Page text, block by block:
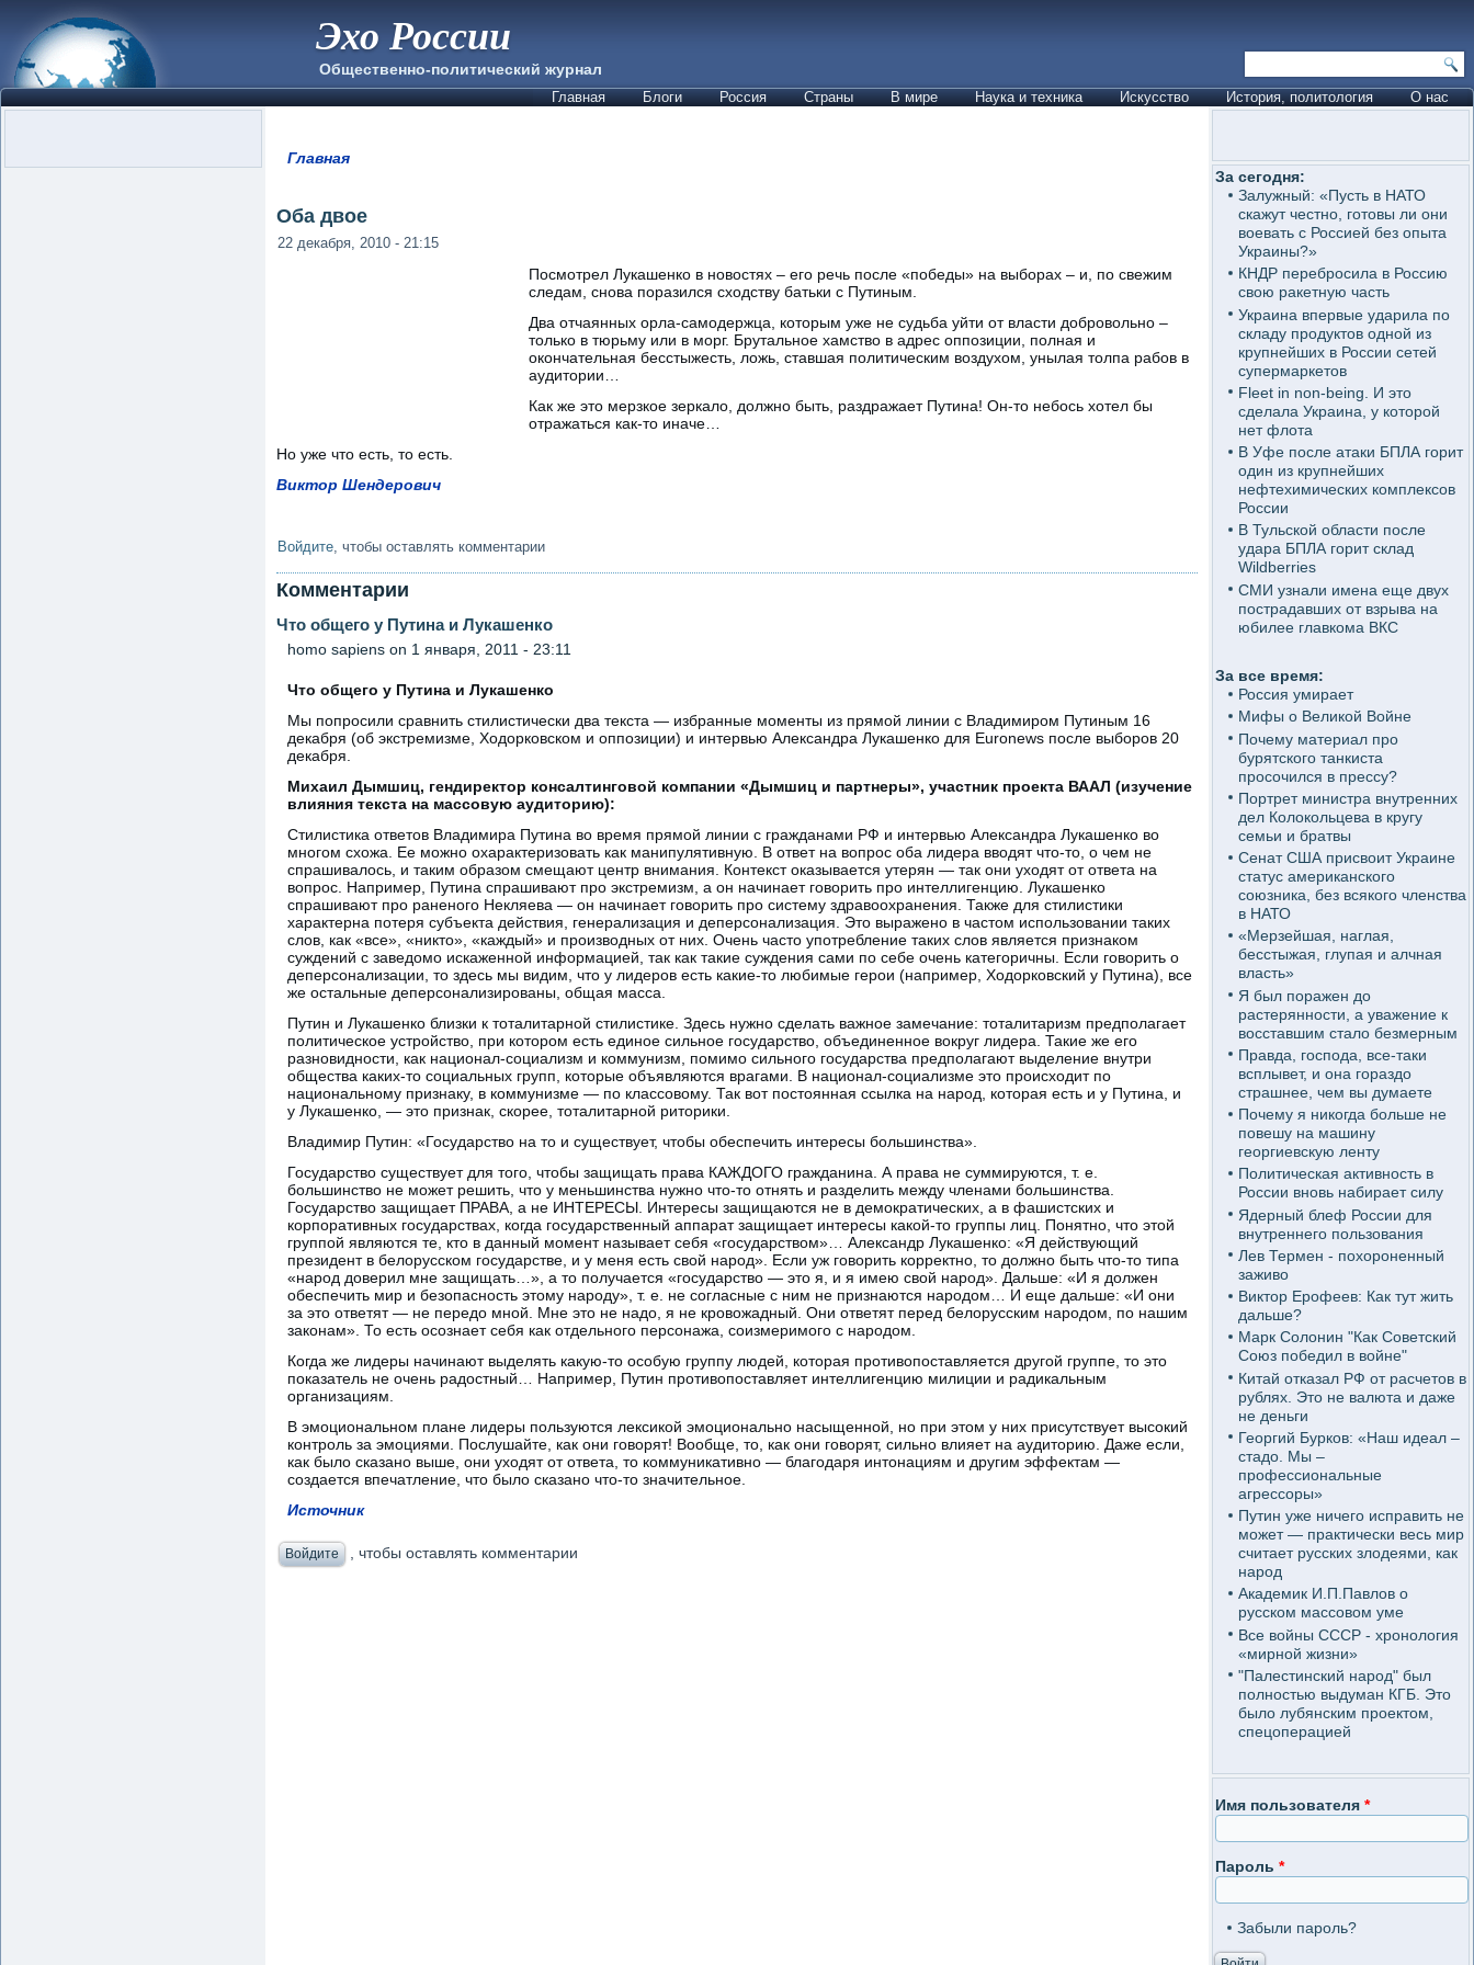
Эхо России
Общественно-политический журнал
Главная Блоги Россия Страны В мире Наука и техника Искусство История, политология О нас
Главная
Оба двое
22 декабря, 2010 - 21:15
Посмотрел Лукашенко в новостях – его речь после «победы» на выборах – и, по свежим
следам, снова поразился сходству батьки с Путиным.
Два отчаянных орла-самодержца, которым уже не судьба уйти от власти добровольно –
только в тюрьму или в морг. Брутальное хамство в адрес оппозиции, полная и
окончательная бесстыжесть, ложь, ставшая политическим воздухом, унылая толпа рабов в
аудитории…
Как же это мерзкое зеркало, должно быть, раздражает Путина! Он-то небось хотел бы
отражаться как-то иначе…
Но уже что есть, то есть.
Виктор Шендерович
Войдите , чтобы оставлять комментарии
Комментарии
Что общего у Путина и Лукашенко
homo sapiens on 1 января, 2011 - 23:11
Что общего у Путина и Лукашенко
Мы попросили сравнить стилистически два текста — избранные моменты из прямой линии с Владимиром Путиным 16
декабря (об экстремизме, Ходорковском и оппозиции) и интервью Александра Лукашенко для Euronews после выборов 20
декабря.
Михаил Дымшиц, гендиректор консалтинговой компании «Дымшиц и партнеры», участник проекта ВААЛ (изучение
влияния текста на массовую аудиторию):
Стилистика ответов Владимира Путина во время прямой линии с гражданами РФ и интервью Александра Лукашенко во
многом схожа. Ее можно охарактеризовать как манипулятивную. В ответ на вопрос оба лидера вводят что-то, о чем не
спрашивалось, и таким образом смещают центр внимания. Контекст оказывается утерян — так они уходят от ответа на
вопрос. Например, Путина спрашивают про экстремизм, а он начинает говорить про интеллигенцию. Лукашенко
спрашивают про раненого Некляева — он начинает говорить про систему здравоохранения. Также для стилистики
характерна потеря субъекта действия, генерализация и деперсонализация. Это выражено в частом использовании таких
слов, как «все», «никто», «каждый» и производных от них. Очень часто употребление таких слов является признаком
суждений с заведомо искаженной информацией, так как такие суждения сами по себе очень категоричны. Если говорить о
деперсонализации, то здесь мы видим, что у лидеров есть какие-то любимые герои (например, Ходорковский у Путина), все
же остальные деперсонализированы, общая масса.
Путин и Лукашенко близки к тоталитарной стилистике. Здесь нужно сделать важное замечание: тоталитаризм предполагает
политическое устройство, при котором есть единое сильное государство, объединенное вокруг лидера. Такие же его
разновидности, как национал-социализм и коммунизм, помимо сильного государства предполагают выделение внутри
общества каких-то социальных групп, которые объявляются врагами. В национал-социализме это происходит по
национальному признаку, в коммунизме — по классовому. Так вот постоянная ссылка на народ, которая есть и у Путина, и
у Лукашенко, — это признак, скорее, тоталитарной риторики.
Владимир Путин: «Государство на то и существует, чтобы обеспечить интересы большинства».
Государство существует для того, чтобы защищать права КАЖДОГО гражданина. А права не суммируются, т. е.
большинство не может решить, что у меньшинства нужно что-то отнять и разделить между членами большинства.
Государство защищает ПРАВА, а не ИНТЕРЕСЫ. Интересы защищаются не в демократических, а в фашистских и
корпоративных государствах, когда государственный аппарат защищает интересы какой-то группы лиц. Понятно, что этой
группой являются те, кто в данный момент называет себя «государством»… Александр Лукашенко: «Я действующий
президент в белорусском государстве, и у меня есть свой народ». Если уж говорить корректно, то должно быть что-то типа
«народ доверил мне защищать…», а то получается «государство — это я, и я имею свой народ». Дальше: «И я должен
обеспечить мир и безопасность этому народу», т. е. не согласные с ним не признаются народом… И еще дальше: «И они
за это ответят — не передо мной. Мне это не надо, я не кровожадный. Они ответят перед белорусским народом, по нашим
законам». То есть осознает себя как отдельного персонажа, соизмеримого с народом.
Когда же лидеры начинают выделять какую-то особую группу людей, которая противопоставляется другой группе, то это
показатель не очень радостный… Например, Путин противопоставляет интеллигенцию милиции и радикальным
организациям.
В эмоциональном плане лидеры пользуются лексикой эмоционально насыщенной, но при этом у них присутствует высокий
контроль за эмоциями. Послушайте, как они говорят! Вообще, то, как они говорят, сильно влияет на аудиторию. Даже если,
как было сказано выше, они уходят от ответа, то коммуникативно — благодаря интонациям и другим эффектам —
создается впечатление, что было сказано что-то значительное.
Источник
Войдите , чтобы оставлять комментарии
За сегодня:
Залужный: «Пусть в НАТО
скажут честно, готовы ли они
воевать с Россией без опыта
Украины?»
КНДР перебросила в Россию
свою ракетную часть
Украина впервые ударила по
складу продуктов одной из
крупнейших в России сетей
супермаркетов
Fleet in non-being. И это
сделала Украина, у которой
нет флота
В Уфе после атаки БПЛА горит
один из крупнейших
нефтехимических комплексов
России
В Тульской области после
удара БПЛА горит склад
Wildberries
СМИ узнали имена еще двух
пострадавших от взрыва на
юбилее главкома ВКС
За все время:
Россия умирает
Мифы о Великой Войне
Почему материал про
бурятского танкиста
просочился в прессу?
Портрет министра внутренних
дел Колокольцева в кругу
семьи и братвы
Сенат США присвоит Украине
статус американского
союзника, без всякого членства
в НАТО
«Мерзейшая, наглая,
бесстыжая, глупая и алчная
власть»
Я был поражен до
растерянности, а уважение к
восставшим стало безмерным
Правда, господа, все-таки
всплывет, и она гораздо
страшнее, чем вы думаете
Почему я никогда больше не
повешу на машину
георгиевскую ленту
Политическая активность в
России вновь набирает силу
Ядерный блеф России для
внутреннего пользования
Лев Термен - похороненный
заживо
Виктор Ерофеев: Как тут жить
дальше?
Марк Солонин "Как Советский
Союз победил в войне"
Китай отказал РФ от расчетов в
рублях. Это не валюта и даже
не деньги
Георгий Бурков: «Наш идеал –
стадо. Мы –
профессиональные
агрессоры»
Путин уже ничего исправить не
может — практически весь мир
считает русских злодеями, как
народ
Академик И.П.Павлов о
русском массовом уме
Все войны СССР - хронология
«мирной жизни»
"Палестинский народ" был
полностью выдуман КГБ. Это
было лубянским проектом,
спецоперацией
Имя пользователя *
Пароль *
Забыли пароль?